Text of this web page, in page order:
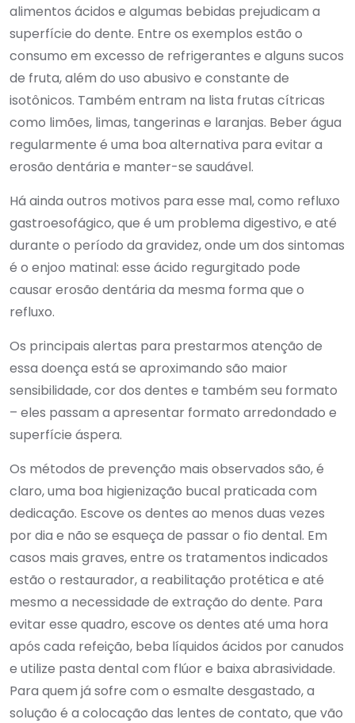
alimentos ácidos e algumas bebidas prejudicam a
superfície do dente. Entre os exemplos estão o
consumo em excesso de refrigerantes e alguns sucos
de fruta, além do uso abusivo e constante de
isotônicos. Também entram na lista frutas cítricas
como limões, limas, tangerinas e laranjas. Beber água
regularmente é uma boa alternativa para evitar a
erosão dentária e manter-se saudável.
Há ainda outros motivos para esse mal, como refluxo
gastroesofágico, que é um problema digestivo, e até
durante o período da gravidez, onde um dos sintomas
é o enjoo matinal: esse ácido regurgitado pode
causar erosão dentária da mesma forma que o
refluxo.
Os principais alertas para prestarmos atenção de
essa doença está se aproximando são maior
sensibilidade, cor dos dentes e também seu formato
– eles passam a apresentar formato arredondado e
superfície áspera.
Os métodos de prevenção mais observados são, é
claro, uma boa higienização bucal praticada com
dedicação. Escove os dentes ao menos duas vezes
por dia e não se esqueça de passar o fio dental. Em
casos mais graves, entre os tratamentos indicados
estão o restaurador, a reabilitação protética e até
mesmo a necessidade de extração do dente. Para
evitar esse quadro, escove os dentes até uma hora
após cada refeição, beba líquidos ácidos por canudos
e utilize pasta dental com flúor e baixa abrasividade.
Para quem já sofre com o esmalte desgastado, a
solução é a colocação das lentes de contato, que vão